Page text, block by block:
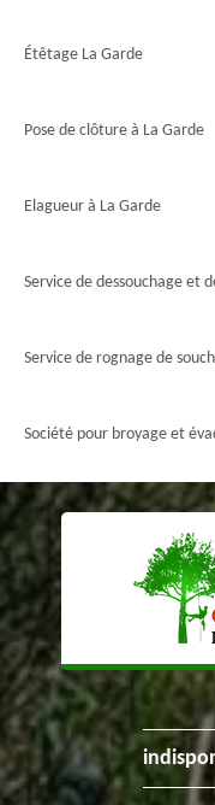
Étêtage La Garde
Pose de clôture à La Garde
Elagueur à La Garde
Service de dessouchage et
Service de rognage de
Société pour broyage et